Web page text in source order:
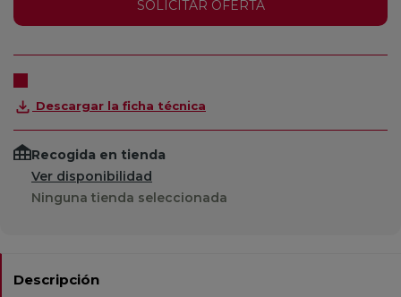
SOLICITAR OFERTA
Descargar la ficha técnica
Recogida en tienda
Ver disponibilidad
Ninguna tienda seleccionada
Descripción